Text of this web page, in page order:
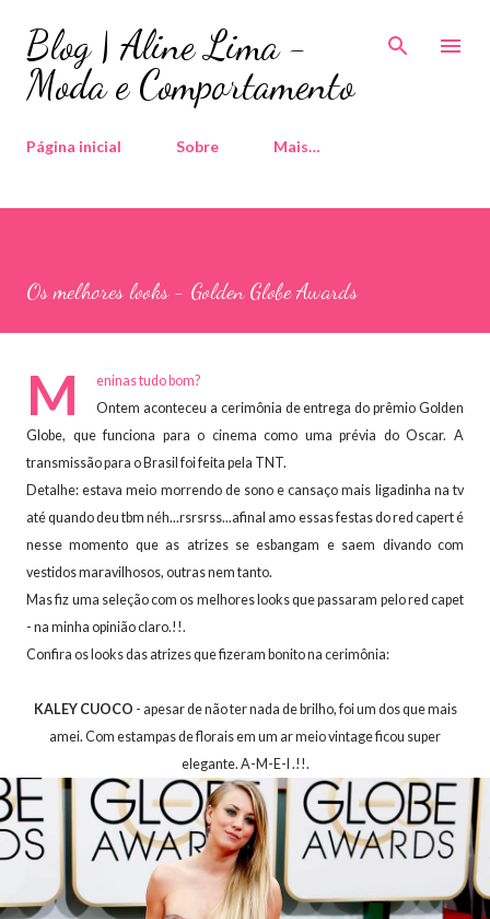
Pular para o conteúdo principal
Blog | Aline Lima -
Moda e Comportamento
Página inicial Sobre Mais…
Os melhores looks - Golden Globe Awards
M
eninas tudo bom?
Ontem aconteceu a cerimônia de entrega do prêmio Golden
Globe, que funciona para o cinema como uma prévia do Oscar. A
transmissão para o Brasil foi feita pela TNT.
Detalhe: estava meio morrendo de sono e cansaço mais ligadinha na tv
até quando deu tbm néh...rsrsrss...afinal amo essas festas do red capert é
nesse momento que as atrizes se esbangam e saem divando com
vestidos maravilhosos, outras nem tanto.
Mas fiz uma seleção com os melhores looks que passaram pelo red capet
- na minha opinião claro.!!.
Confira os looks das atrizes que fizeram bonito na cerimônia:
KALEY CUOCO - apesar de não ter nada de brilho, foi um dos que mais
amei. Com estampas de florais em um ar meio vintage ficou super
elegante. A-M-E-I .!!.